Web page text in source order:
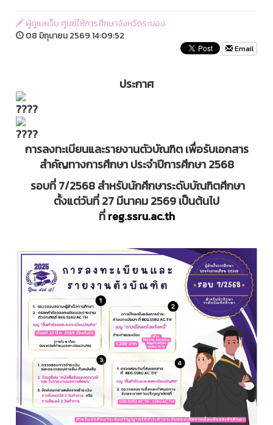
ผู้ดูแลเว็บ ศูนย์ให้การศึกษาจังหวัดระนอง
08 มิถุนายน 2569 14:09:52
Email
ประกาศ
การลงทะเบียนและรายงานตัวบัณฑิต เพื่อรับเอกสาร
สำคัญทางการศึกษา ประจำปีการศึกษา 2568
รอบที่ 7/2568 สำหรับนักศึกษาระดับบัณฑิตศึกษา
ตั้งแต่วันที่ 27 มีนาคม 2569 เป็นต้นไป
ที่reg.ssru.ac.th